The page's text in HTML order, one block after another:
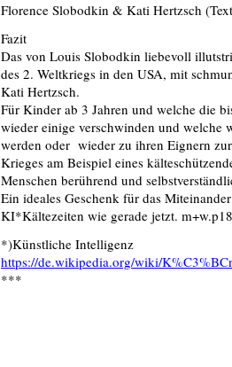
Florence Slobodkin & Kati Hertzsch
Fazit
Das von Louis Slobodkin liebevoll
des 2. Weltkriegs in den USA, mit
Kati Hertzsch.
Für Kinder ab 3 Jahren und welche die
wieder einige verschwinden und welche
werden oder wieder zu ihren Eignern
Krieges am Beispiel eines
Menschen berührend und
Ein ideales Geschenk für das
KI*Kältezeiten wie gerade jetzt.
*)Künstliche Intelligenz
https://de.wikipedia.org/wiki/
***